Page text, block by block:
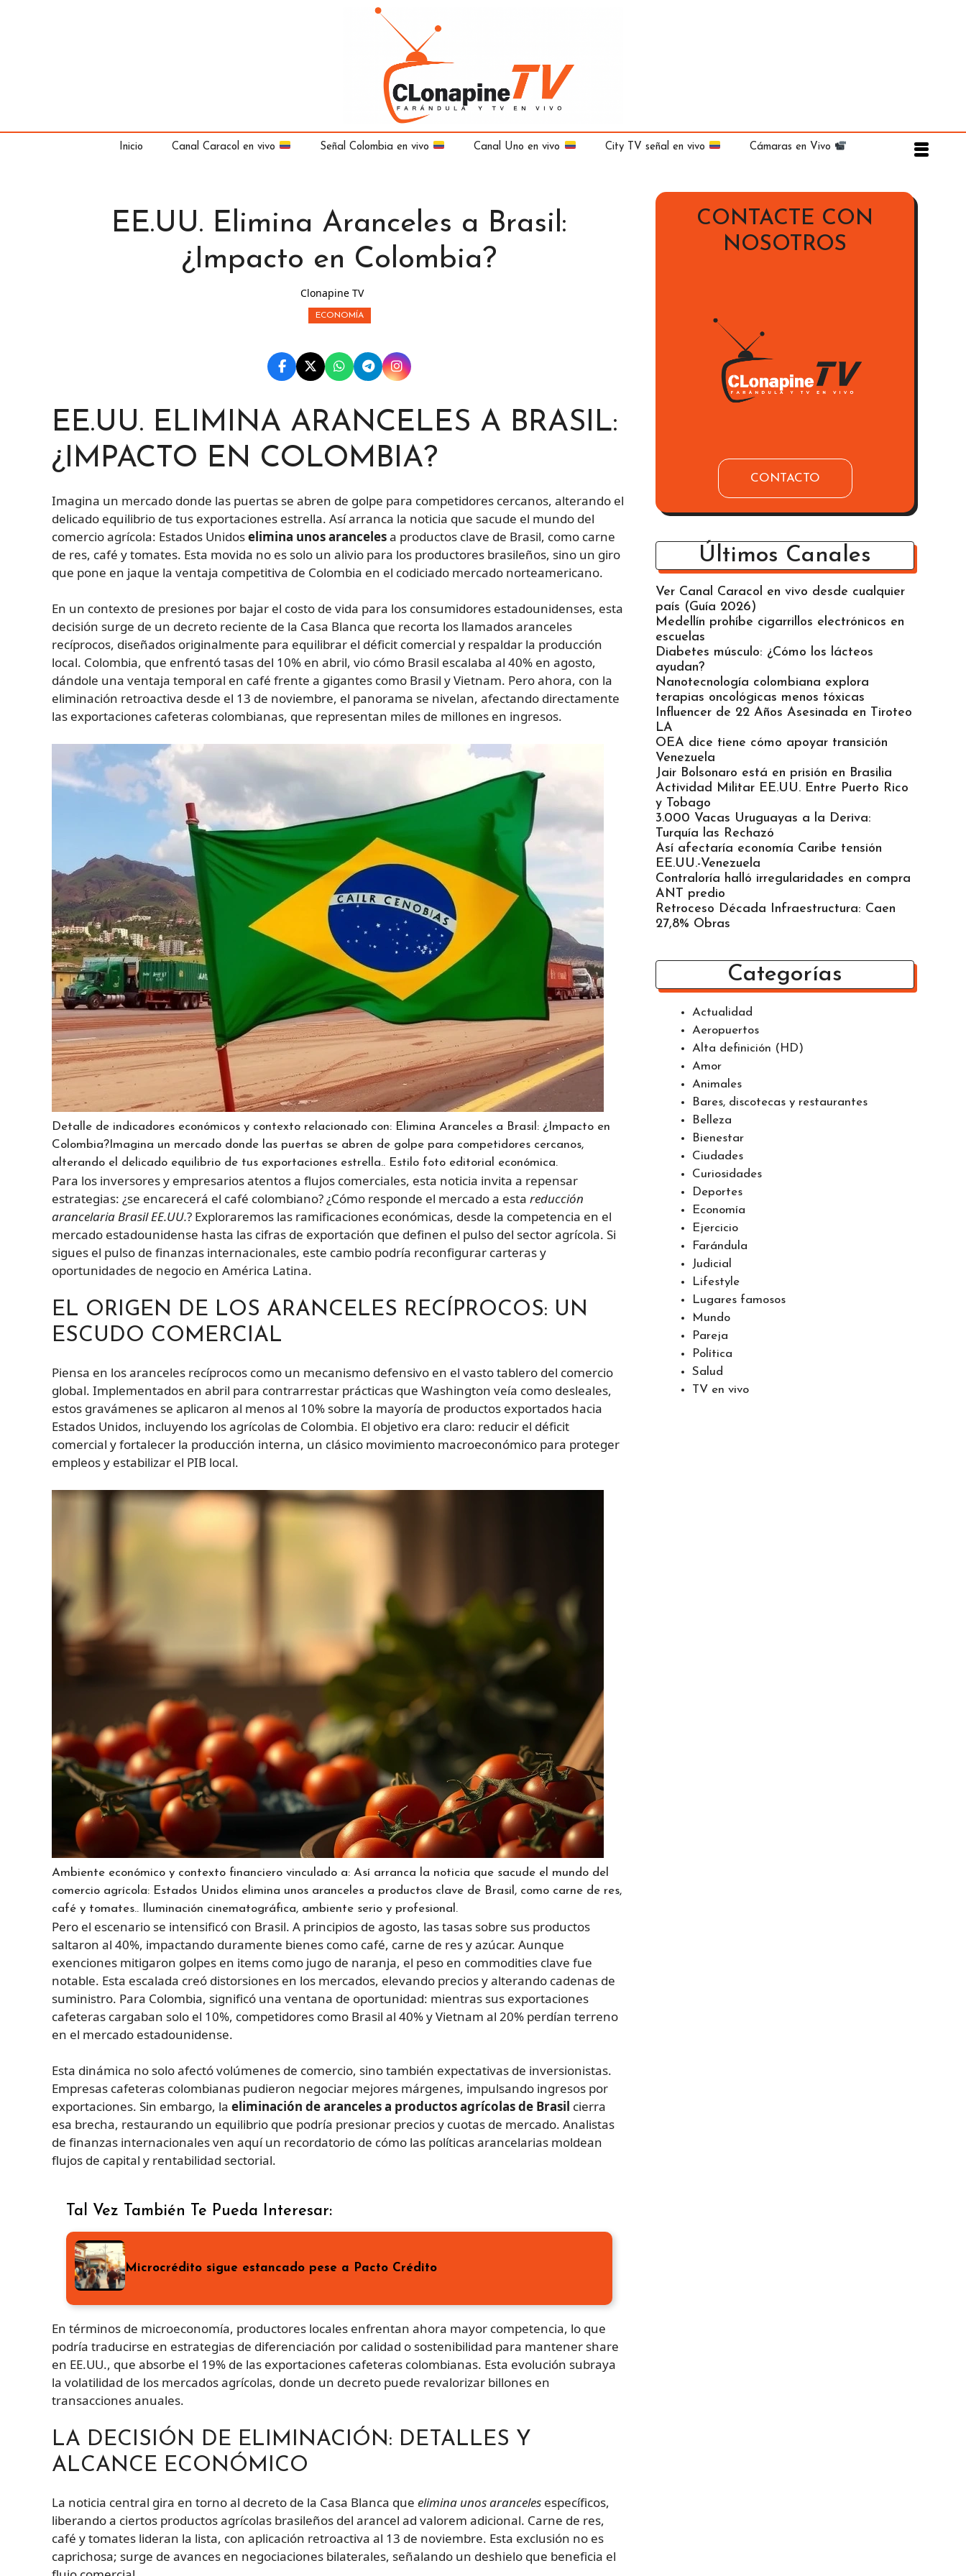
Inicio Canal Caracol en vivo Señal Colombia en vivo Canal Uno en vivo City TV señal en vivo Cámaras en Vivo
EE.UU. Elimina Aranceles a Brasil:
¿Impacto en Colombia?
Clonapine TV
ECONOMÍA
EE.UU. ELIMINA ARANCELES A BRASIL:
¿IMPACTO EN COLOMBIA?
Imagina un mercado donde las puertas se abren de golpe para competidores cercanos, alterando el
delicado equilibrio de tus exportaciones estrella. Así arranca la noticia que sacude el mundo del
comercio agrícola: Estados Unidoselimina unos arancelesa productos clave de Brasil, como carne
de res, café y tomates. Esta movida no es solo un alivio para los productores brasileños, sino un giro
que pone en jaque la ventaja competitiva de Colombia en el codiciado mercado norteamericano.
En un contexto de presiones por bajar el costo de vida para los consumidores estadounidenses, esta
decisión surge de un decreto reciente de la Casa Blanca que recorta los llamados aranceles
recíprocos, diseñados originalmente para equilibrar el déficit comercial y respaldar la producción
local. Colombia, que enfrentó tasas del 10% en abril, vio cómo Brasil escalaba al 40% en agosto,
dándole una ventaja temporal en café frente a gigantes como Brasil y Vietnam. Pero ahora, con la
eliminación retroactiva desde el 13 de noviembre, el panorama se nivelan, afectando directamente
las exportaciones cafeteras colombianas, que representan miles de millones en ingresos.
Detalle de indicadores económicos y contexto relacionado con: Elimina Aranceles a Brasil: ¿Impacto en
Colombia?Imagina un mercado donde las puertas se abren de golpe para competidores cercanos,
alterando el delicado equilibrio de tus exportaciones estrella.. Estilo foto editorial económica.
Para los inversores y empresarios atentos a flujos comerciales, esta noticia invita a repensar
estrategias: ¿se encarecerá el café colombiano? ¿Cómo responde el mercado a esta reducción
arancelaria Brasil EE.UU.? Exploraremos las ramificaciones económicas, desde la competencia en el
mercado estadounidense hasta las cifras de exportación que definen el pulso del sector agrícola. Si
sigues el pulso de finanzas internacionales, este cambio podría reconfigurar carteras y
oportunidades de negocio en América Latina.
EL ORIGEN DE LOS ARANCELES RECÍPROCOS: UN
ESCUDO COMERCIAL
Piensa en los aranceles recíprocos como un mecanismo defensivo en el vasto tablero del comercio
global. Implementados en abril para contrarrestar prácticas que Washington veía como desleales,
estos gravámenes se aplicaron al menos al 10% sobre la mayoría de productos exportados hacia
Estados Unidos, incluyendo los agrícolas de Colombia. El objetivo era claro: reducir el déficit
comercial y fortalecer la producción interna, un clásico movimiento macroeconómico para proteger
empleos y estabilizar el PIB local.
Ambiente económico y contexto financiero vinculado a: Así arranca la noticia que sacude el mundo del
comercio agrícola: Estados Unidos elimina unos aranceles a productos clave de Brasil, como carne de res,
café y tomates.. Iluminación cinematográfica, ambiente serio y profesional.
Pero el escenario se intensificó con Brasil. A principios de agosto, las tasas sobre sus productos
saltaron al 40%, impactando duramente bienes como café, carne de res y azúcar. Aunque
exenciones mitigaron golpes en items como jugo de naranja, el peso en commodities clave fue
notable. Esta escalada creó distorsiones en los mercados, elevando precios y alterando cadenas de
suministro. Para Colombia, significó una ventana de oportunidad: mientras sus exportaciones
cafeteras cargaban solo el 10%, competidores como Brasil al 40% y Vietnam al 20% perdían terreno
en el mercado estadounidense.
Esta dinámica no solo afectó volúmenes de comercio, sino también expectativas de inversionistas.
Empresas cafeteras colombianas pudieron negociar mejores márgenes, impulsando ingresos por
exportaciones. Sin embargo, la eliminación de aranceles a productos agrícolas de Brasil cierra
esa brecha, restaurando un equilibrio que podría presionar precios y cuotas de mercado. Analistas
de finanzas internacionales ven aquí un recordatorio de cómo las políticas arancelarias moldean
flujos de capital y rentabilidad sectorial.
Tal Vez También Te Pueda Interesar:
Microcrédito sigue estancado pese a Pacto Crédito
En términos de microeconomía, productores locales enfrentan ahora mayor competencia, lo que
podría traducirse en estrategias de diferenciación por calidad o sostenibilidad para mantener share
en EE.UU., que absorbe el 19% de las exportaciones cafeteras colombianas. Esta evolución subraya
la volatilidad de los mercados agrícolas, donde un decreto puede revalorizar billones en
transacciones anuales.
LA DECISIÓN DE ELIMINACIÓN: DETALLES Y
ALCANCE ECONÓMICO
La noticia central gira en torno al decreto de la Casa Blanca que elimina unos aranceles específicos,
liberando a ciertos productos agrícolas brasileños del arancel ad valorem adicional. Carne de res,
café y tomates lideran la lista, con aplicación retroactiva al 13 de noviembre. Esta exclusión no es
caprichosa; surge de avances en negociaciones bilaterales, señalando un deshielo que beneficia el
CONTACTE CON
NOSOTROS
CONTACTO
Últimos Canales
Ver Canal Caracol en vivo desde cualquier
país (Guía 2026)
Medellín prohíbe cigarrillos electrónicos en
escuelas
Diabetes músculo: ¿Cómo los lácteos
ayudan?
Nanotecnología colombiana explora
terapias oncológicas menos tóxicas
Influencer de 22 Años Asesinada en Tiroteo
LA
OEA dice tiene cómo apoyar transición
Venezuela
Jair Bolsonaro está en prisión en Brasilia
Actividad Militar EE.UU. Entre Puerto Rico
y Tobago
3.000 Vacas Uruguayas a la Deriva:
Turquía las Rechazó
Así afectaría economía Caribe tensión
EE.UU.-Venezuela
Contraloría halló irregularidades en compra
ANT predio
Retroceso Década Infraestructura: Caen
27,8% Obras
Categorías
Actualidad
Aeropuertos
Alta definición (HD)
Amor
Animales
Bares, discotecas y restaurantes
Belleza
Bienestar
Ciudades
Curiosidades
Deportes
Economía
Ejercicio
Farándula
Judicial
Lifestyle
Lugares famosos
Mundo
Pareja
Política
Salud
TV en vivo